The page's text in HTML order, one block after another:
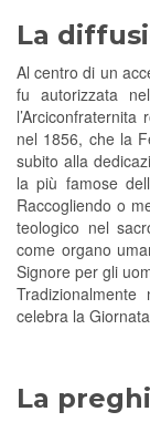
La
Al centro di un
fu autorizzata
nel 1856, che la
subito alla
la più famose
Raccogliendo o
teologico nel
come organo
Signore per gli
celebra la
La